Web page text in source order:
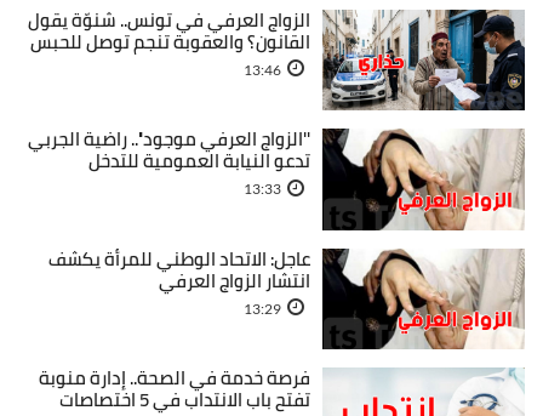
الزواج العرفي في تونس.. شنوّة يقول
القانون؟ والعقوبة تنجم توصل للحبس
13:46
''الزواج العرفي موجود''.. راضية الجربي
تدعو النيابة العمومية للتدخل
13:33
عاجل: الاتحاد الوطني للمرأة يكشف
انتشار الزواج العرفي
13:29
فرصة خدمة في الصحة.. إدارة منوبة
تفتح باب الانتداب في 5 اختصاصات